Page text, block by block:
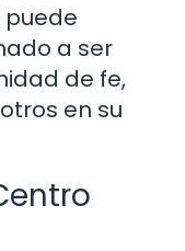
puede
a ser
de fe,
en su